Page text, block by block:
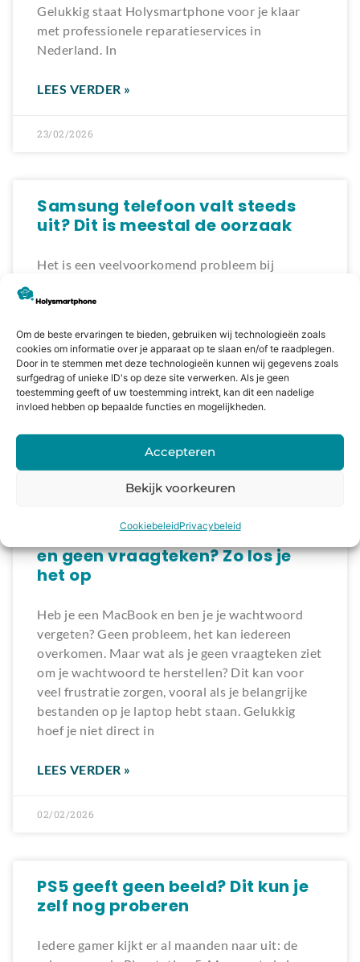
Om de beste ervaringen te bieden, gebruiken wij technologieën zoals
cookies om informatie over je apparaat op te slaan en/of te raadplegen.
Door in te stemmen met deze technologieën kunnen wij gegevens zoals
surfgedrag of unieke ID's op deze site verwerken. Als je geen
toestemming geeft of uw toestemming intrekt, kan dit een nadelige
invloed hebben op bepaalde functies en mogelijkheden.
Accepteren
Bekijk voorkeuren
CookiebeleidPrivacybeleid
Gelukkig staat Holysmartphone voor je klaar
met professionele reparatieservices in
Nederland. In
LEES VERDER »
23/02/2026
Samsung telefoon valt steeds
uit? Dit is meestal de oorzaak
Het is een veelvoorkomend probleem bij
erg frustrerend zijn, vooral als je afhankelijk
communicatie. Gelukkig is er vaak een
eenvoudige oorzaak voor dit probleem en kan
het snel opgelost worden. In deze blogpost gaan
MacBook wachtwoord vergeten
en geen vraagteken? Zo los je
het op
Heb je een MacBook en ben je je wachtwoord
vergeten? Geen probleem, het kan iedereen
overkomen. Maar wat als je geen vraagteken ziet
om je wachtwoord te herstellen? Dit kan voor
veel frustratie zorgen, vooral als je belangrijke
bestanden op je laptop hebt staan. Gelukkig
hoef je niet direct in
LEES VERDER »
02/02/2026
PS5 geeft geen beeld? Dit kun je
zelf nog proberen
Iedere gamer kijkt er al maanden naar uit: de